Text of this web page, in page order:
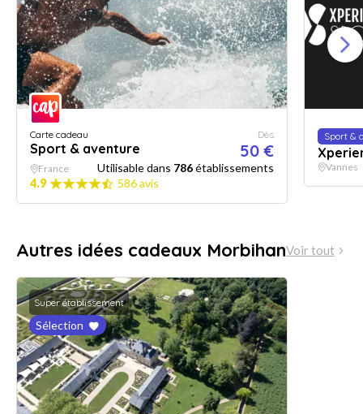
Carte cadeau
Sport & aventure
Dès
50 €
France Utilisable dans 786établissements
4.9
586 avis
Sport &
Vannes
Autres idées cadeaux MorbihanVoir tout
Super établissement
Sélection